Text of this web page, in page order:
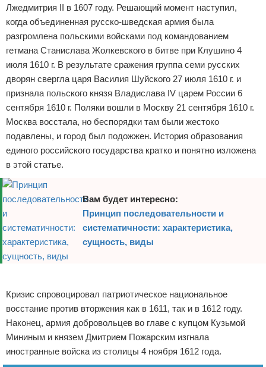
Лжедмитрия II в 1607 году. Решающий момент наступил,
когда объединенная русско-шведская армия была
разгромлена польскими войсками под командованием
гетмана Станислава Жолкевского в битве при Клушино 4
июля 1610 г. В результате сражения группа семи русских
дворян свергла царя Василия Шуйского 27 июля 1610 г. и
признала польского князя Владислава IV царем России 6
сентября 1610 г. Поляки вошли в Москву 21 сентября 1610 г.
Москва восстала, но беспорядки там были жестоко
подавлены, и город был подожжен. История образования
единого российского государства кратко и понятно изложена
в этой статье.
Вам будет интересно:
Принцип последовательности и
систематичности: характеристика,
сущность, виды
Кризис спровоцировал патриотическое национальное
восстание против вторжения как в 1611, так и в 1612 году.
Наконец, армия добровольцев во главе с купцом Кузьмой
Мининым и князем Дмитрием Пожарским изгнала
иностранные войска из столицы 4 ноября 1612 года.